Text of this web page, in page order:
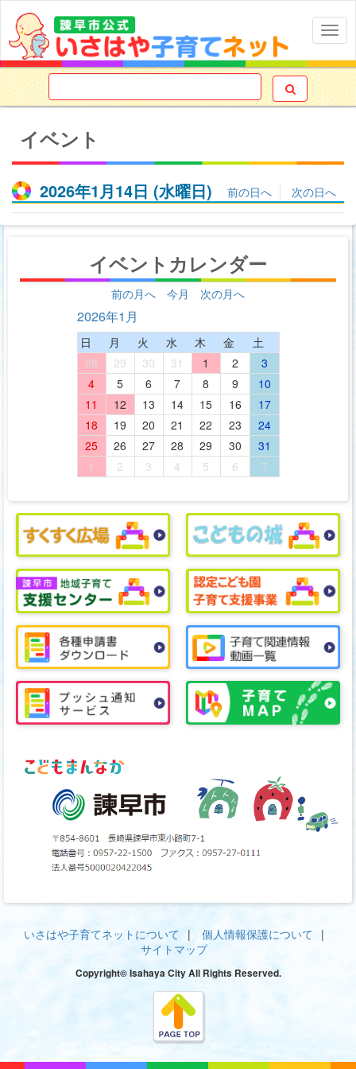

イベント
2026年1月14日 (水曜日) 前の日へ 次の日へ
イベントカレンダー
前の月へ 今月 次の月へ
2026年1月
日 月 火 水 木 金
土
28
29 30 31 1 2
3
4
5 6 7 8 9
10
11
12 13 14 15 16
17
18
19 20 21 22 23
24
25
26 27 28 29 30
31
1
2 3 4 5 6 7
いさはや子育てネットについて
個人情報保護について
サイトマップ
Copyright© Isahaya City All Rights Reserved.